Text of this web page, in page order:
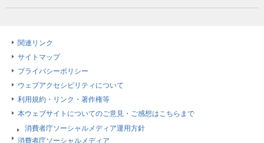
関連リンク
サイトマップ
プライバシーポリシー
ウェブアクセシビリティについて
利用規約・リンク・著作権等
本ウェブサイトについてのご意見・ご感想はこちらまで
消費者庁ソーシャルメディア運用方針
消費者庁ソーシャルメディア